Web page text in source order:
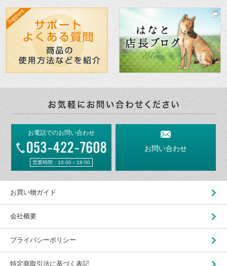
お電話でのお問い合わせ
営業時間：10:00～18:00
お問い合わせ
お買い物ガイド
会社概要
プライバシーポリシー
特定商取引法に基づく表記